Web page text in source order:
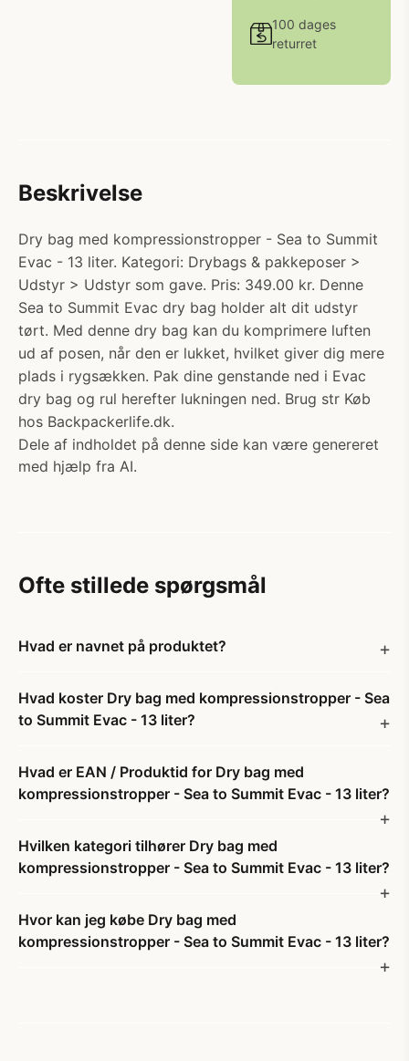
100 dages
returret
Beskrivelse
Dry bag med kompressionstropper - Sea to Summit
Evac - 13 liter. Kategori: Drybags & pakkeposer >
Udstyr > Udstyr som gave. Pris: 349.00 kr. Denne
Sea to Summit Evac dry bag holder alt dit udstyr
tørt. Med denne dry bag kan du komprimere luften
ud af posen, når den er lukket, hvilket giver dig mere
plads i rygsækken. Pak dine genstande ned i Evac
dry bag og rul herefter lukningen ned. Brug str Køb
hos Backpackerlife.dk.
Dele af indholdet på denne side kan være genereret
med hjælp fra AI.
Ofte stillede spørgsmål
Hvad er navnet på produktet?
Hvad koster Dry bag med kompressionstropper - Sea
to Summit Evac - 13 liter?
Hvad er EAN / Produktid for Dry bag med
kompressionstropper - Sea to Summit Evac - 13 liter?
Hvilken kategori tilhører Dry bag med
kompressionstropper - Sea to Summit Evac - 13 liter?
Hvor kan jeg købe Dry bag med
kompressionstropper - Sea to Summit Evac - 13 liter?